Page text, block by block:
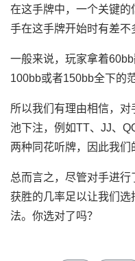
在这手牌中，一个关键
手在这手牌开始时有差不
一般来说，玩家拿着
100bb或者150bb全下的
所以我们有理由相信，
池下注，例如TT、JJ、
两种同花听牌，因此我们
总而言之，尽管对手进
获胜的几率足以让我们
法。你选对了吗？